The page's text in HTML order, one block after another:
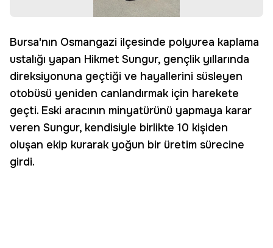
Bursa'nın Osmangazi ilçesinde polyurea kaplama
ustalığı yapan Hikmet Sungur, gençlik yıllarında
direksiyonuna geçtiği ve hayallerini süsleyen
otobüsü yeniden canlandırmak için harekete
geçti. Eski aracının minyatürünü yapmaya karar
veren Sungur, kendisiyle birlikte 10 kişiden
oluşan ekip kurarak yoğun bir üretim sürecine
girdi.